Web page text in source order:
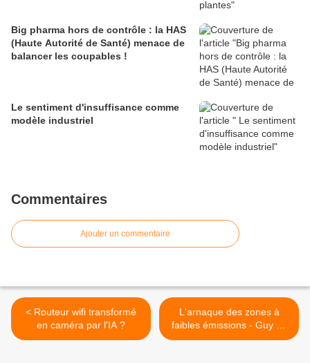
Big pharma hors de contrôle : la HAS
(Haute Autorité de Santé) menace de
balancer les coupables !
Le sentiment d'insuffisance comme
modèle industriel
Commentaires
Ajouter un commentaire
< Routeur wifi transformé
en caméra par l'IA ?
L'arnaque des zones à
faibles émissions - Guy de
la Fortelle >